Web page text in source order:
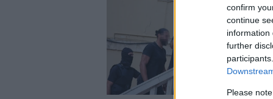
confirm
continue
information
further
Please